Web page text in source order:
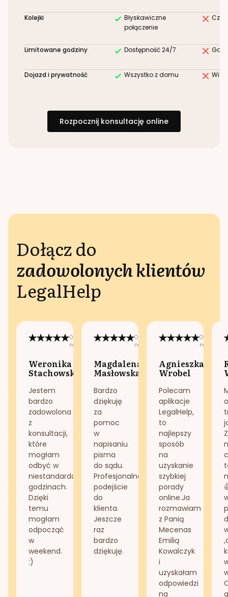
Kolejki
Błyskawiczne
połączenie
Limitowane godziny Dostępność 24/7
Dojazd i prywatność Wszystko z domu
Rozpocznij konsultację online
Dołącz do
zadowolonych klientów
LegalHelp
Opublikowano
na:
Weronika
Stachowska
Jestem
bardzo
zadowolona
z
konsultacji,
które
mogłam
odbyć w
niestandardowych
godzinach.
Dzięki
temu
mogłam
odpocząć
w
weekend.
:)
Opublikowano
na:
Magdalena
Masłowska
Bardzo
dziękuję
za
pomoc
w
napisaniu
pisma
do sądu.
Profesjonalne
podejście
do
klienta.
Jeszcze
raz
bardzo
dziękuję.
na:
Agnieszka
Wrobel
Polecam
aplikacje
LegalHelp,
to
najlepszy
sposób
na
uzyskanie
szybkiej
porady
online.Ja
rozmawiam
z Panią
Mecenas
Emilią
Kowalczyk
i
uzyskałam
odpowiedzi
na